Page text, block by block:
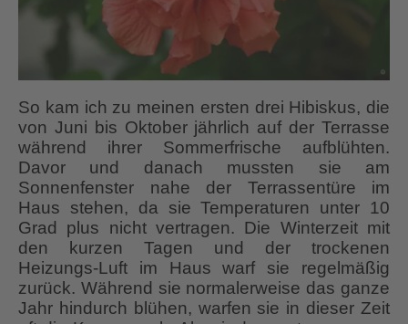
So kam ich zu meinen ersten drei Hibiskus, die
von Juni bis Oktober jährlich auf der Terrasse
während ihrer Sommerfrische aufblühten.
Davor und danach mussten sie am
Sonnenfenster nahe der Terrassentüre im
Haus stehen, da sie Temperaturen unter 10
Grad plus nicht vertragen. Die Winterzeit mit
den kurzen Tagen und der trockenen
Heizungs-Luft im Haus warf sie regelmäßig
zurück. Während sie normalerweise das ganze
Jahr hindurch blühen, warfen sie in dieser Zeit